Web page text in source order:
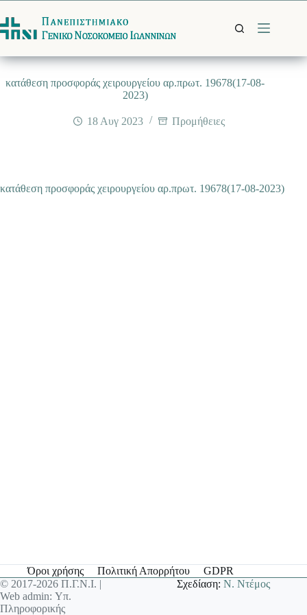
στο
περιεχόμενο
κατάθεση προσφοράς χειρουργείου αρ.πρωτ. 19678(17-08-
2023)
18 Αυγ 2023 Προμήθειες
κατάθεση προσφοράς χειρουργείου αρ.πρωτ. 19678(17-08-2023)
Όροι χρήσης Πολιτική Απορρήτου
GDPR
© 2017-2026 Π.Γ.Ν.Ι. |
Web admin: Υπ.
Πληροφορικής
Σχεδίαση:Ν. Ντέμος